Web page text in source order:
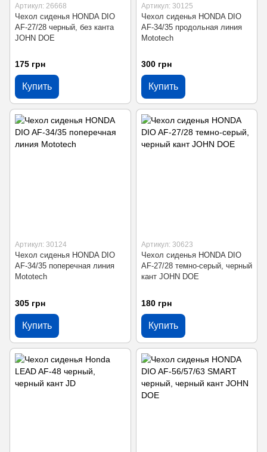
Артикул: 26668
Чехол сиденья HONDA DIO
AF-27/28 черный, без канта
JOHN DOE
175 грн
Купить
Артикул: 30125
Чехол сиденья HONDA DIO
AF-34/35 продольная линия
Mototech
300 грн
Купить
Артикул: 30124
Чехол сиденья HONDA DIO
AF-34/35 поперечная линия
Mototech
305 грн
Купить
Артикул: 30623
Чехол сиденья HONDA DIO
AF-27/28 темно-серый, черный
кант JOHN DOE
180 грн
Купить